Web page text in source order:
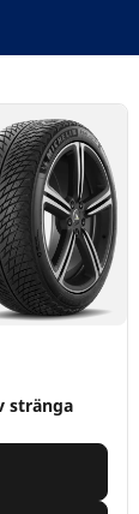
stränga